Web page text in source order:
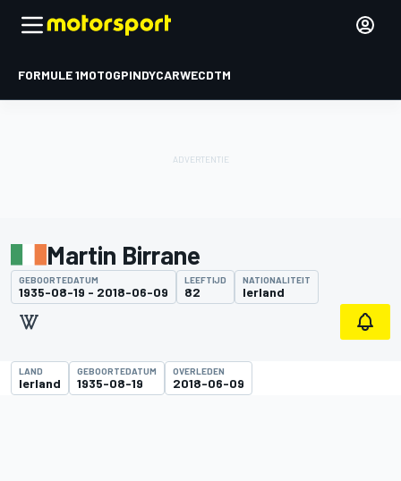
FORMULE 1MOTOGPINDYCARWECDTM
Martin Birrane
GEBOORTEDATUM
1935-08-19 - 2018-06-09
LEEFTIJD
82
NATIONALITEIT
Ierland
LAND
Ierland
GEBOORTEDATUM
1935-08-19
OVERLEDEN
2018-06-09